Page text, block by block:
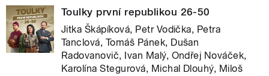
Toulky první republikou 26-50
Jitka Škápíková, Petr Vodička, Petra
Tanclová, Tomáš Pánek, Dušan
Radovanovič, Ivan Malý, Ondřej Nováček,
Karolína Stegurová, Michal Dlouhý, Miloš